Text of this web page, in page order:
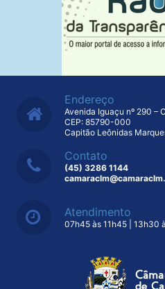
Endereço
Avenida Iguaçu nº 290 –
CEP: 85790-000
Capitão Leônidas
Contato
(45) 3286 1144
Atendimento
07h45 às 11h45 | 13h30